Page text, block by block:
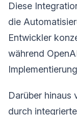
Diese
die
Entwickler
während
Darüber hinaus
durch